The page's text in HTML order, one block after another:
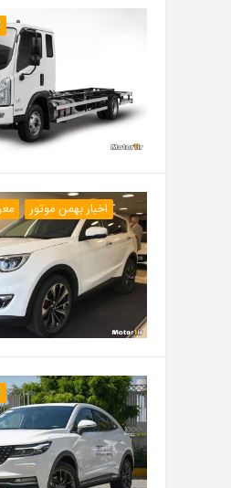
اخبار بهمن موتور